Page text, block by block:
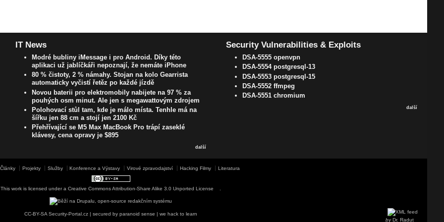
IT News
Modré bubliny iMessage i pro Android. Díky této
aplikaci už jablíčkáři nepoznají, že nemáte iPhone
80 % čistoty, 2 % námahy. Stojan na kolo Gearrista
automaticky vyčistí řetěz po každé jízdě
Novou baterii pro elektromobily nabijete na 97 % za
pouhých osm minut. Ale jen s megawattovým zdrojem
Polohovací stůl tam, kde je málo místa. Tenhle má na
šířku jen 88 cm a stojí jen 2100 Kč
Přehřívající se M5 Max MacBook Pro trápí zaseklé
klávesy, cena opravy je $895
další
Security Vulnerabilities & Exploits
DSA-5555 openvpn
DSA-5554 postgresql-13
DSA-5553 postgresql-15
DSA-5552 ffmpeg
DSA-5551 chromium
další
Články Projekty Služby Konference a Výstavy Virové zpravodajství Hacking Filmy Literatura
This work is licensed under aCreative Commons Attribution-Share Alike 3.0 Unported License
CC-BY-SA Security-Portal.cz | secured by paranoid sense | we hack to learn
by Dr. Radut